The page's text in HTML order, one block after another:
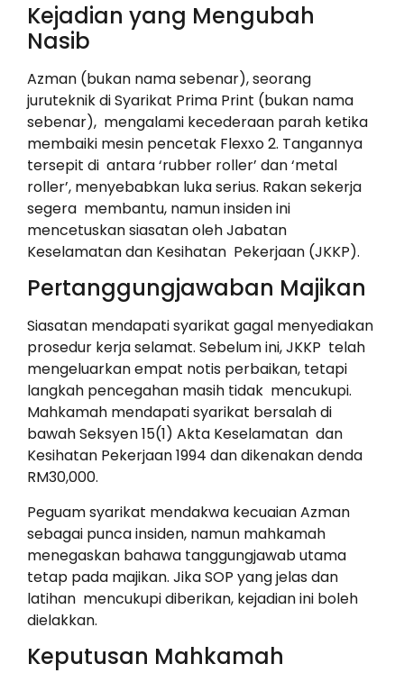
Kejadian yang Mengubah
Nasib
Azman (bukan nama sebenar), seorang
juruteknik di Syarikat Prima Print (bukan nama
sebenar), mengalami kecederaan parah ketika
membaiki mesin pencetak Flexxo 2. Tangannya
tersepit di antara ‘rubber roller’ dan ‘metal
roller’, menyebabkan luka serius. Rakan sekerja
segera membantu, namun insiden ini
mencetuskan siasatan oleh Jabatan
Keselamatan dan Kesihatan Pekerjaan (JKKP).
Pertanggungjawaban Majikan
Siasatan mendapati syarikat gagal menyediakan
prosedur kerja selamat. Sebelum ini, JKKP telah
mengeluarkan empat notis perbaikan, tetapi
langkah pencegahan masih tidak mencukupi.
Mahkamah mendapati syarikat bersalah di
bawah Seksyen 15(1) Akta Keselamatan dan
Kesihatan Pekerjaan 1994 dan dikenakan denda
RM30,000.
Peguam syarikat mendakwa kecuaian Azman
sebagai punca insiden, namun mahkamah
menegaskan bahawa tanggungjawab utama
tetap pada majikan. Jika SOP yang jelas dan
latihan mencukupi diberikan, kejadian ini boleh
dielakkan.
Keputusan Mahkamah